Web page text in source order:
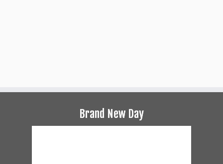
Brand New Day